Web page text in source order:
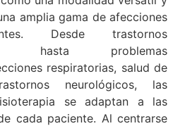
amplia gama de afecciones
Desde trastornos
hasta problemas
respiratorias, salud de
neurológicos, las
se adaptan a las
cada paciente. Al centrarse